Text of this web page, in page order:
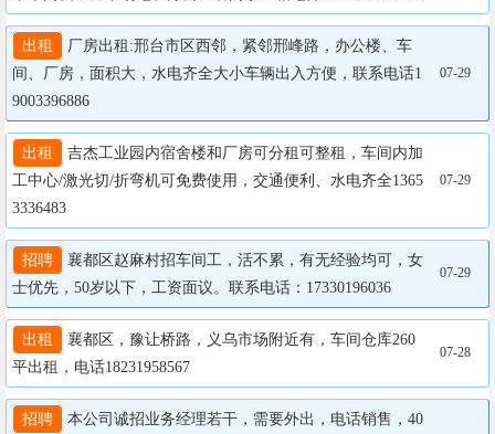
出租
厂房出租:邢台市区西邻，紧邻邢峰路，办公楼、车
间、厂房，面积大，水电齐全大小车辆出入方便，联系电话1
9003396886
07-29
出租
吉杰工业园内宿舍楼和厂房可分租可整租，车间内加
工中心/激光切/折弯机可免费使用，交通便利、水电齐全1365
3336483
07-29
招聘
襄都区赵麻村招车间工，活不累，有无经验均可，女
士优先，50岁以下，工资面议。联系电话：17330196036
07-29
出租
襄都区，豫让桥路，义乌市场附近有，车间仓库260
平出租，电话18231958567
07-28
招聘
本公司诚招业务经理若干，需要外出，电话销售，40